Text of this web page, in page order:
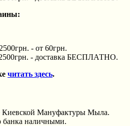
- от 60грн.
2500грн. - доставка БЕСПЛАТНО.
читать здесь.
Мануфактуры Мыла.
банка наличными.